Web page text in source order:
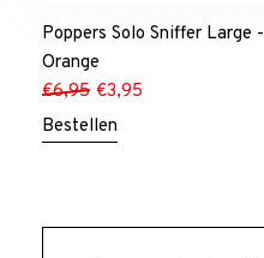
Poppers Solo Sniffer Large -
Orange
€6,95 €3,95
Bestellen